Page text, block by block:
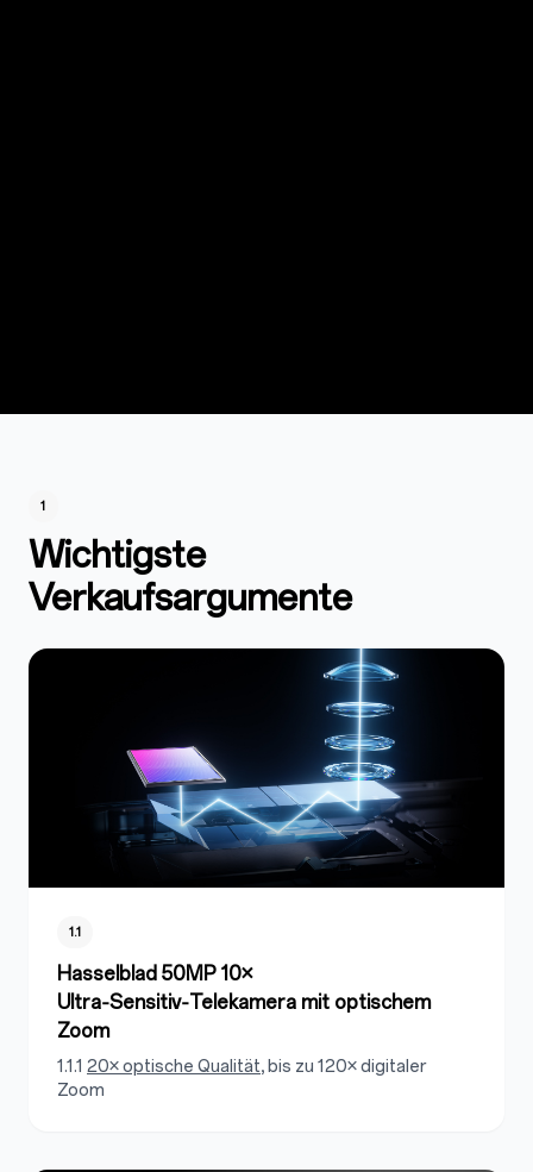
1
Wichtigste
Verkaufsargumente
1.1
Hasselblad 50MP 10×
Ultra‑Sensitiv‑Telekamera mit optischem
Zoom
1.1.1 20× optische Qualität, bis zu 120× digitaler
Zoom